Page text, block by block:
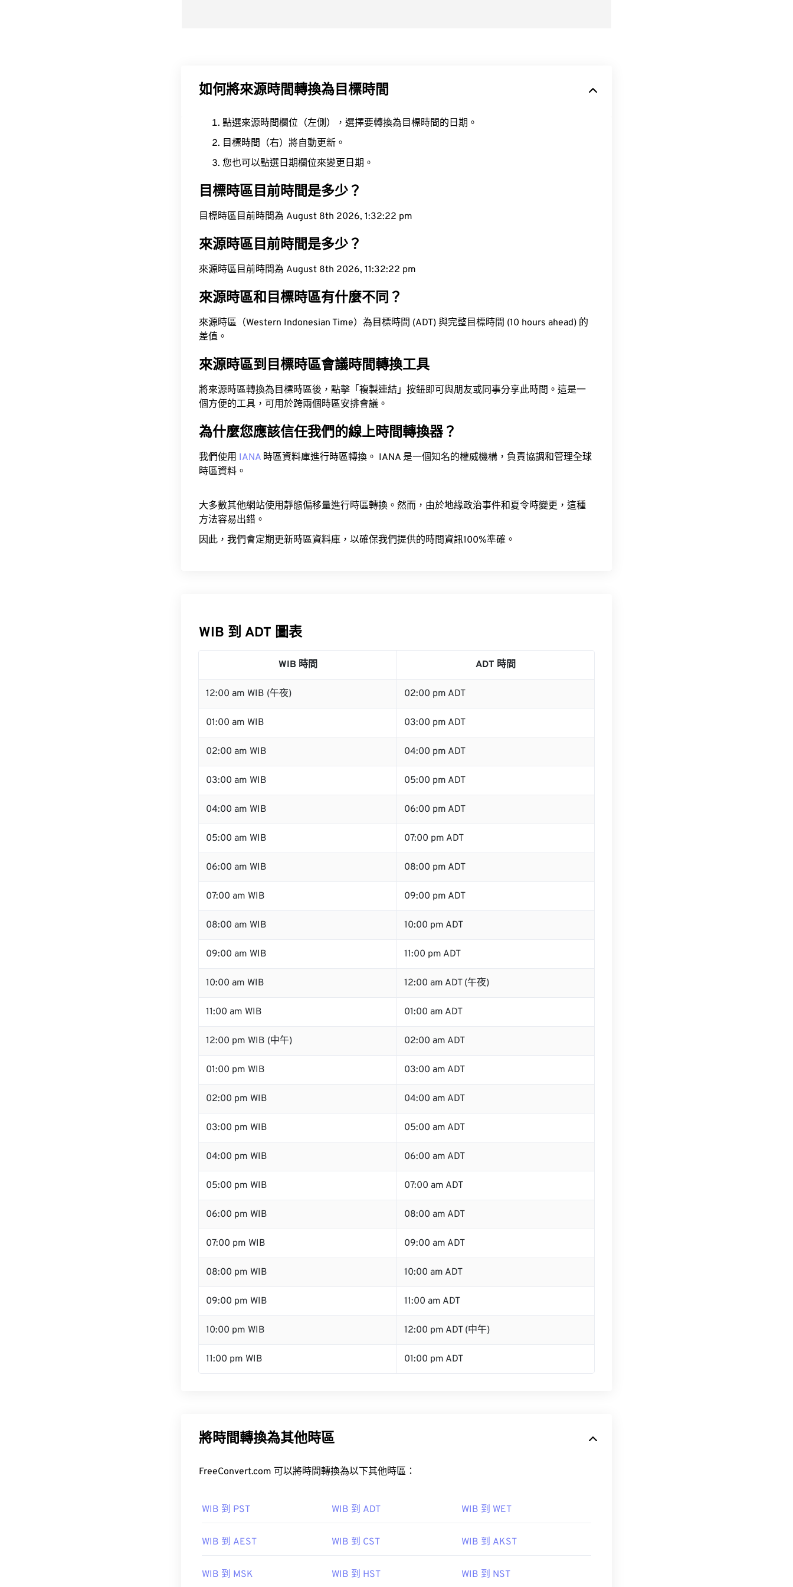
如何將來源時間轉換為目標時間
點選來源時間欄位（左側），選擇要轉換為目標時間的日期。
目標時間（右）將自動更新。
您也可以點選日期欄位來變更日期。
目標時區目前時間是多少？
目標時區目前時間為 August 8th 2026, 1:32:23 pm
來源時區目前時間是多少？
來源時區目前時間為 August 8th 2026, 11:32:23 pm
來源時區和目標時區有什麼不同？
來源時區（Western Indonesian Time）為目標時間 (ADT) 與完整目標時間 (10 hours ahead) 的
差值。
來源時區到目標時區會議時間轉換工具
將來源時區轉換為目標時區後，點擊「複製連結」按鈕即可與朋友或同事分享此時間。這是一
個方便的工具，可用於跨兩個時區安排會議。
為什麼您應該信任我們的線上時間轉換器？
我們使用 IANA 時區資料庫進行時區轉換。 IANA 是一個知名的權威機構，負責協調和管理全球
時區資料。
大多數其他網站使用靜態偏移量進行時區轉換。然而，由於地緣政治事件和夏令時變更，這種
方法容易出錯。
因此，我們會定期更新時區資料庫，以確保我們提供的時間資訊100%準確。
WIB 到 ADT 圖表
WIB 時間 ADT 時間
12:00 am WIB (午夜) 02:00 pm ADT
01:00 am WIB 03:00 pm ADT
02:00 am WIB 04:00 pm ADT
03:00 am WIB 05:00 pm ADT
04:00 am WIB 06:00 pm ADT
05:00 am WIB 07:00 pm ADT
06:00 am WIB 08:00 pm ADT
07:00 am WIB 09:00 pm ADT
08:00 am WIB 10:00 pm ADT
09:00 am WIB 11:00 pm ADT
10:00 am WIB 12:00 am ADT (午夜)
11:00 am WIB 01:00 am ADT
12:00 pm WIB (中午) 02:00 am ADT
01:00 pm WIB 03:00 am ADT
02:00 pm WIB 04:00 am ADT
03:00 pm WIB 05:00 am ADT
04:00 pm WIB 06:00 am ADT
05:00 pm WIB 07:00 am ADT
06:00 pm WIB 08:00 am ADT
07:00 pm WIB 09:00 am ADT
08:00 pm WIB 10:00 am ADT
09:00 pm WIB 11:00 am ADT
10:00 pm WIB 12:00 pm ADT (中午)
11:00 pm WIB 01:00 pm ADT
將時間轉換為其他時區
FreeConvert.com 可以將時間轉換為以下其他時區：
WIB 到 PST WIB 到 ADT WIB 到 WET
WIB 到 AEST WIB 到 CST WIB 到 AKST
WIB 到 MSK WIB 到 HST WIB 到 NST